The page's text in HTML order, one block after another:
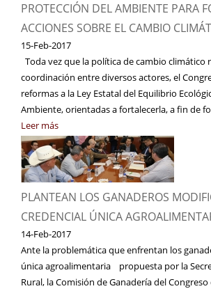
PROTECCIÓN DEL AMBIENTE PARA
ACCIONES SOBRE EL CAMBIO
15-Feb-2017
Toda vez que la política de cambio climático
coordinación entre diversos actores, el
reformas a la Ley Estatal del Equilibrio
Ambiente, orientadas a fortalecerla, a fin de
Leer más
PLANTEAN LOS GANADEROS
CREDENCIAL ÚNICA
14-Feb-2017
Ante la problemática que enfrentan los
única agroalimentaria propuesta por la
Rural, la Comisión de Ganadería del